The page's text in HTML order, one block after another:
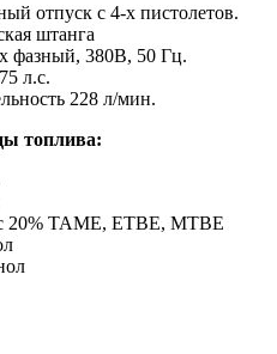
отпуск с 4-х пистолетов.
штанга
фазный, 380В, 50 Гц.
л.с.
228 л/мин.
топлива:
20% TAME, ETBE, MTBE